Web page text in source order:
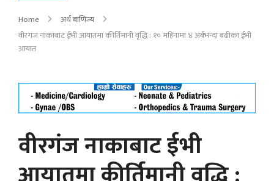
Home
अर्थ बाणिज्य
वीरगंज नाकाबाट ईभी आयातमा कीर्तिमानी वृद्धि : १० महिनामा ४ अर्बभन्दा बढीका ईभी
आयात
वीरगंज नाकाबाट ईभी